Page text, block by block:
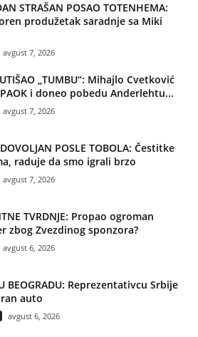
STRAŠAN POSAO TOTENHEMA:
produžetak saradnje sa Miki
avgust 7, 2026
„TUMBU“: Mihajlo Cvetković
i doneo pobedu Anderlehtu...
avgust 7, 2026
POSLE TOBOLA: Čestitke
raduje da smo igrali brzo
avgust 7, 2026
TVRDNJE: Propao ogroman
zbog Zvezdinog sponzora?
avgust 6, 2026
BEOGRADU: Reprezentativcu Srbije
auto
avgust 6, 2026